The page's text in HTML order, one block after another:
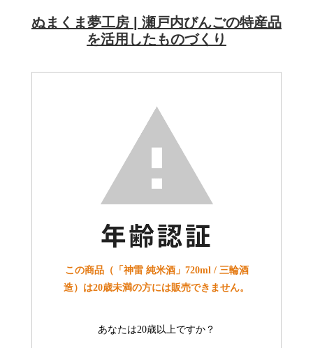
ぬまくま夢工房 | 瀬戸内びんごの特産品
を活用したものづくり
この商品（「神雷 純米酒」720ml / 三輪酒
造）は20歳未満の方には販売できません。
あなたは20歳以上ですか？